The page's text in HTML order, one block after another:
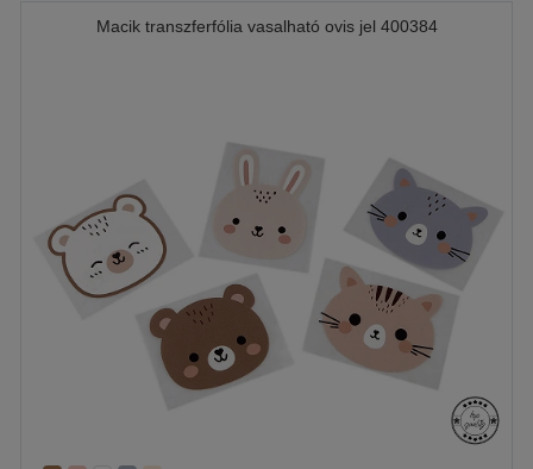
Macik transzferfólia vasalható ovis jel 400384